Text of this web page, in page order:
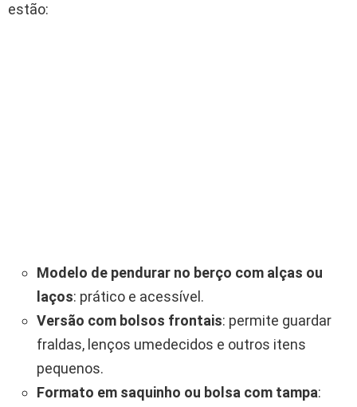
estão:
Modelo de pendurar no berço com alças ou
laços: prático e acessível.
Versão com bolsos frontais: permite guardar
fraldas, lenços umedecidos e outros itens
pequenos.
Formato em saquinho ou bolsa com tampa: